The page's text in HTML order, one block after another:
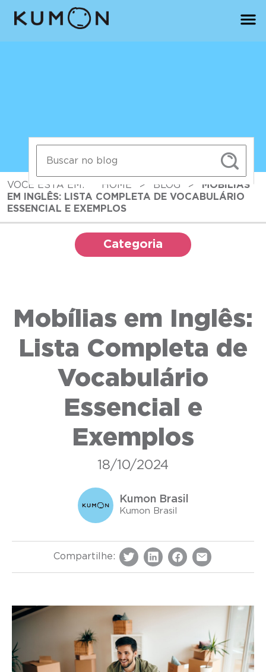
VOCÊ ESTÁ EM: HOME > BLOG >
MOBÍLIAS
EM INGLÊS: LISTA COMPLETA DE VOCABULÁRIO
ESSENCIAL E EXEMPLOS
Categoria
Mobílias em Inglês:
Lista Completa de
Vocabulário
Essencial e
Exemplos
18/10/2024
Kumon Brasil
Kumon Brasil
Compartilhe: